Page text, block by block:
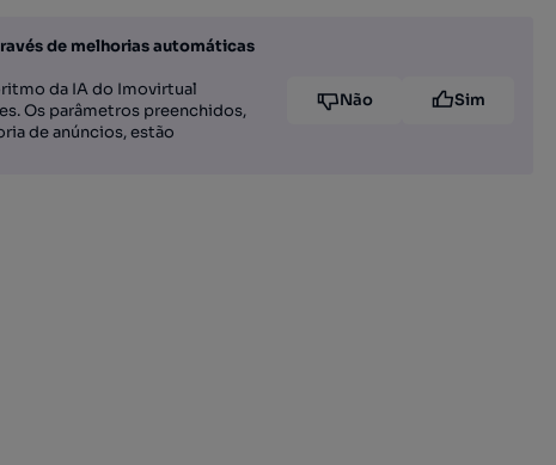
de melhorias automáticas
da IA do Imovirtual
Os parâmetros preenchidos,
de anúncios, estão
Não Sim